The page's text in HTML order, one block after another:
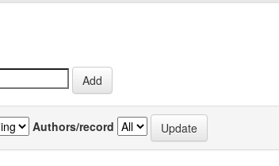
Authors/record